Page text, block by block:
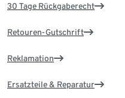
30 Tage Rückgaberecht
Retouren-Gutschrift
Reklamation
Ersatzteile & Reparatur